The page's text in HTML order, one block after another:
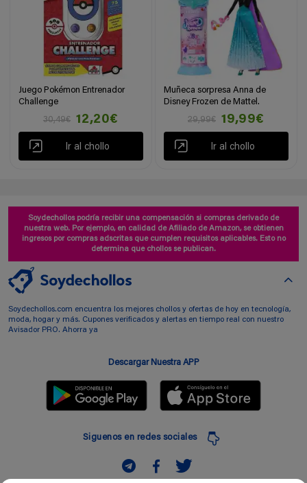
Juego Pokémon Entrenador
Challenge
30,49€
12,20€
Ir al chollo
Muñeca sorpresa Anna de
Disney Frozen de Mattel.
29,99€
19,99€
Ir al chollo
Soydechollos podría recibir una compensación si compras derivado de
nuestra web. Por ejemplo, en calidad de Afiliado de Amazon, se obtienen
ingresos por compras adscritas que cumplen requisitos aplicables. Esto no
determina que chollos se publican.
Soydechollos.com encuentra los mejores chollos y ofertas de hoy en tecnología,
moda, hogar y más. Cupones verificados y alertas en tiempo real con nuestro
Avisador PRO. Ahorra ya
Descargar Nuestra APP
Siguenos en redes sociales